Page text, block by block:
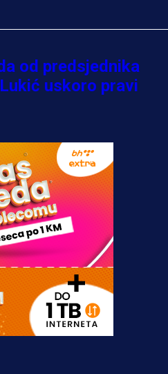
od predsjednika
uskoro pravi
veliko pojačanje:
želi obući
SIPA ga tereti
pretresaju
Borac!